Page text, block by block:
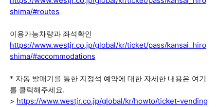
shima/#routes
이용가능차량과 좌석확인
https://www.westjr.co.jp/global/kr/ticket/pass/kansai_hiro
shima/#accommodations
* 자동 발매기를 통한 지정석 예약에 대한 자세한 내용은 여기
를 클릭해주세요.
> https://www.westjr.co.jp/global/kr/howto/ticket-vending